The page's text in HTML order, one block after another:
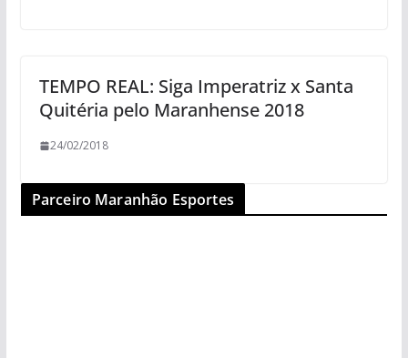
TEMPO REAL: Siga Imperatriz x Santa
Quitéria pelo Maranhense 2018
24/02/2018
Parceiro Maranhão Esportes